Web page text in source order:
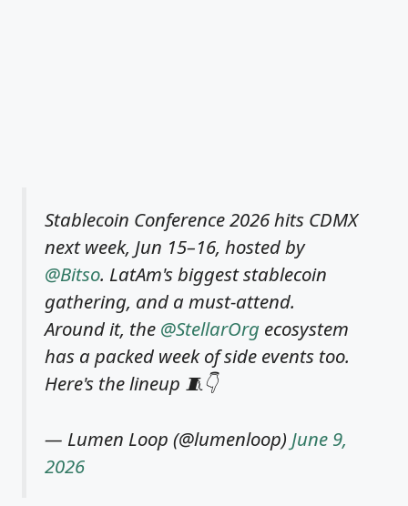
Stablecoin Conference 2026 hits CDMX
next week, Jun 15–16, hosted by
@Bitso. LatAm's biggest stablecoin
gathering, and a must-attend.
Around it, the @StellarOrg ecosystem
has a packed week of side events too.
Here's the lineup 🧵👇
— Lumen Loop (@lumenloop) June 9,
2026